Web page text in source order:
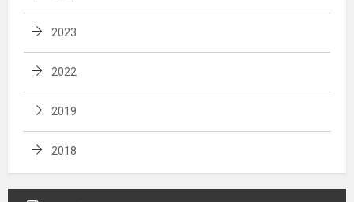
2023
2022
2019
2018